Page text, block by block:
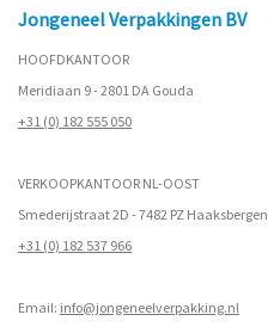
Jongeneel Verpakkingen BV
HOOFDKANTOOR
Meridiaan 9 - 2801 DA Gouda
+31 (0) 182 555 050
VERKOOPKANTOOR NL-OOST
Smederijstraat 2D - 7482 PZ Haaksbergen
+31 (0) 182 537 966
Email: info@jongeneelverpakking.nl